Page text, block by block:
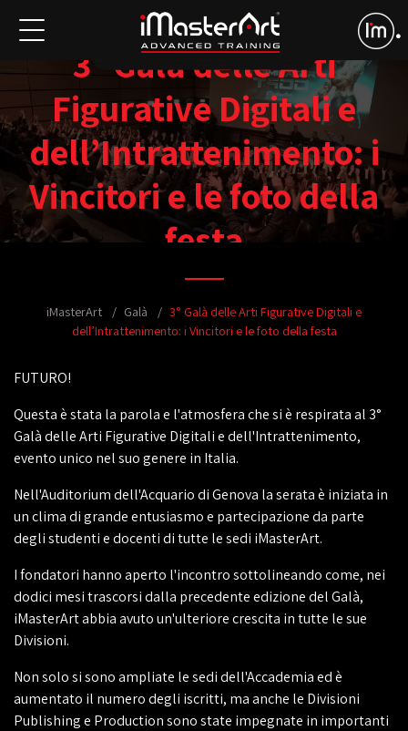
3° Galà delle Arti
Figurative Digitali e
dell’Intrattenimento: i
Vincitori e le foto della
festa
iMasterArt Galà
3° Galà delle Arti Figurative Digitali e
dell’Intrattenimento: i Vincitori e le foto della festa
FUTURO!
Questa è stata la parola e l'atmosfera che si è respirata al 3°
Galà delle Arti Figurative Digitali e dell'Intrattenimento,
evento unico nel suo genere in Italia.
Nell'Auditorium dell'Acquario di Genova la serata è iniziata in
un clima di grande entusiasmo e partecipazione da parte
degli studenti e docenti di tutte le sedi iMasterArt.
I fondatori hanno aperto l'incontro sottolineando come, nei
dodici mesi trascorsi dalla precedente edizione del Galà,
iMasterArt abbia avuto un'ulteriore crescita in tutte le sue
Divisioni.
Non solo si sono ampliate le sedi dell'Accademia ed è
aumentato il numero degli iscritti, ma anche le Divisioni
Publishing e Production sono state impegnate in importanti